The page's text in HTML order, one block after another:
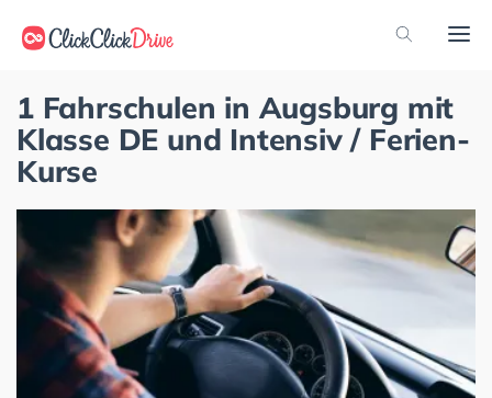
1 Fahrschulen in Augsburg mit
Klasse DE und Intensiv / Ferien-
Kurse